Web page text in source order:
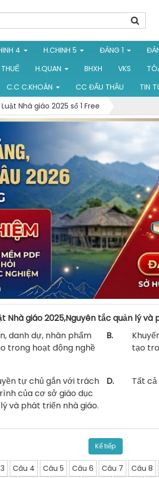
4 H.CHINH 5 ĐẢNG 1
THUẾ H.QUAN BHXH VKS
C.C C.KHOÁN CC ĐẤU THẦU TIN
Nhà giáo 2025 số 1 Free
Nhà giáo 2025,Nguyên tắc quản lý và
danh dự, nhân phẩm
trong hoạt động nghề
B.
tạo
tự chủ gắn với trách
của cơ sở giáo dục
và phát triển nhà giáo.
D. Tất
Kế tiếp
Câu 4 Câu 5 Câu 6 Câu 7 Câu 8